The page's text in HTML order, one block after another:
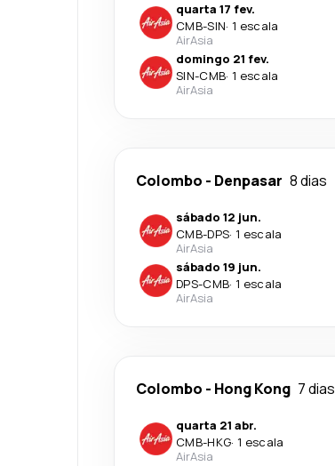
quarta 17 fev.
CMB-SIN· 1 escala
AirAsia
domingo 21 fev.
SIN-CMB· 1 escala
AirAsia
Colombo - Denpasar 8 dias
sábado 12 jun.
CMB-DPS· 1 escala
AirAsia
sábado 19 jun.
DPS-CMB· 1 escala
AirAsia
Colombo - Hong Kong 7 dias
quarta 21 abr.
CMB-HKG· 1 escala
AirAsia